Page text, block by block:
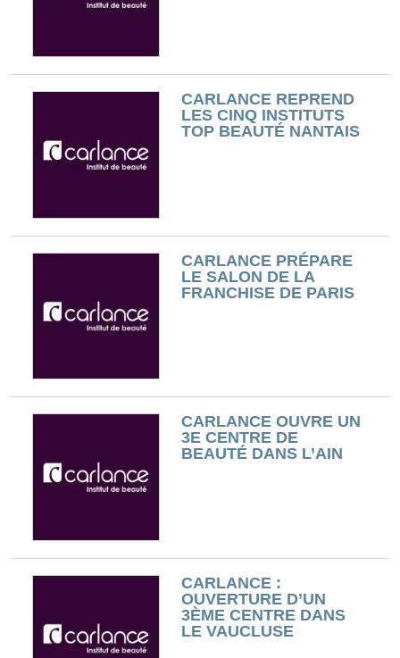
CARLANCE REPREND
LES CINQ INSTITUTS
TOP BEAUTÉ NANTAIS
CARLANCE PRÉPARE
LE SALON DE LA
FRANCHISE DE PARIS
CARLANCE OUVRE UN
3E CENTRE DE
BEAUTÉ DANS L’AIN
CARLANCE :
OUVERTURE D’UN
3ÈME CENTRE DANS
LE VAUCLUSE